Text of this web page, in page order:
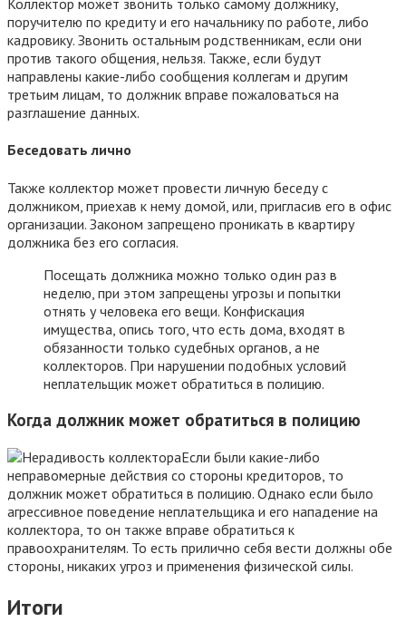
Коллектор может звонить только самому должнику,
поручителю по кредиту и его начальнику по работе, либо
кадровику. Звонить остальным родственникам, если они
против такого общения, нельзя. Также, если будут
направлены какие-либо сообщения коллегам и другим
третьим лицам, то должник вправе пожаловаться на
разглашение данных.
Беседовать лично
Также коллектор может провести личную беседу с
должником, приехав к нему домой, или, пригласив его в офис
организации. Законом запрещено проникать в квартиру
должника без его согласия.
Посещать должника можно только один раз в
неделю, при этом запрещены угрозы и попытки
отнять у человека его вещи. Конфискация
имущества, опись того, что есть дома, входят в
обязанности только судебных органов, а не
коллекторов. При нарушении подобных условий
неплательщик может обратиться в полицию.
Когда должник может обратиться в полицию
Если были какие-либо
неправомерные действия со стороны кредиторов, то
должник может обратиться в полицию. Однако если было
агрессивное поведение неплательщика и его нападение на
коллектора, то он также вправе обратиться к
правоохранителям. То есть прилично себя вести должны обе
стороны, никаких угроз и применения физической силы.
Итоги